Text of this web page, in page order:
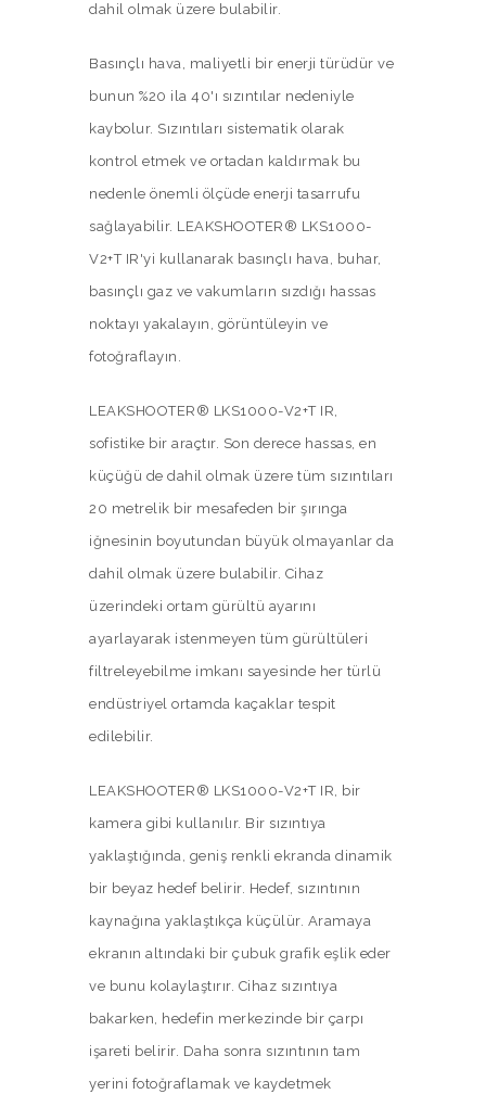
dahil olmak üzere bulabilir.
Basınçlı hava, maliyetli bir enerji türüdür ve
bunun %20 ila 40'ı sızıntılar nedeniyle
kaybolur. Sızıntıları sistematik olarak
kontrol etmek ve ortadan kaldırmak bu
nedenle önemli ölçüde enerji tasarrufu
sağlayabilir. LEAKSHOOTER® LKS1000-
V2+T IR'yi kullanarak basınçlı hava, buhar,
basınçlı gaz ve vakumların sızdığı hassas
noktayı yakalayın, görüntüleyin ve
fotoğraflayın.
LEAKSHOOTER® LKS1000-V2+T IR,
sofistike bir araçtır. Son derece hassas, en
küçüğü de dahil olmak üzere tüm sızıntıları
20 metrelik bir mesafeden bir şırınga
iğnesinin boyutundan büyük olmayanlar da
dahil olmak üzere bulabilir. Cihaz
üzerindeki ortam gürültü ayarını
ayarlayarak istenmeyen tüm gürültüleri
filtreleyebilme imkanı sayesinde her türlü
endüstriyel ortamda kaçaklar tespit
edilebilir.
LEAKSHOOTER® LKS1000-V2+T IR, bir
kamera gibi kullanılır. Bir sızıntıya
yaklaştığında, geniş renkli ekranda dinamik
bir beyaz hedef belirir. Hedef, sızıntının
kaynağına yaklaştıkça küçülür. Aramaya
ekranın altındaki bir çubuk grafik eşlik eder
ve bunu kolaylaştırır. Cihaz sızıntıya
bakarken, hedefin merkezinde bir çarpı
işareti belirir. Daha sonra sızıntının tam
yerini fotoğraflamak ve kaydetmek